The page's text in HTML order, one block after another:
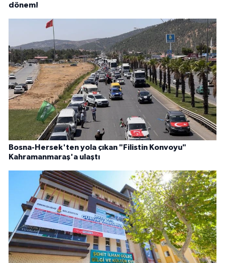
dönem!
Bosna-Hersek'ten yola çıkan "Filistin Konvoyu"
Kahramanmaraş'a ulaştı